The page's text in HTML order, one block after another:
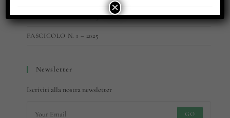
FASCICOLO N. 2 – 2025
FASCICOLO N. 1 – 2025
Newsletter
Iscriviti alla nostra newsletter
GO
×